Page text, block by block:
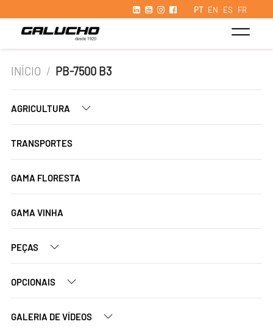
PT EN ES FR
INÍCIO / PB-7500 B3
AGRICULTURA
TRANSPORTES
GAMA FLORESTA
GAMA VINHA
PEÇAS
OPCIONAIS
GALERIA DE VÍDEOS